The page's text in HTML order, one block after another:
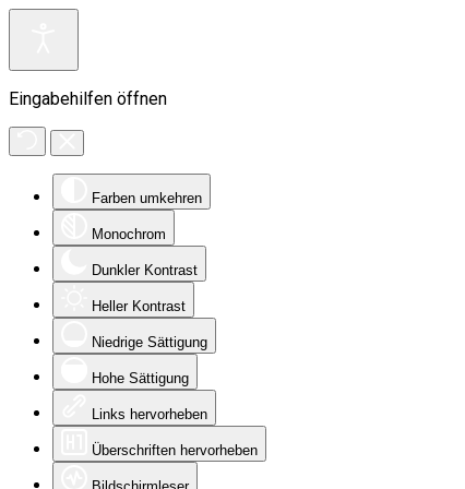
Eingabehilfen öffnen
Farben umkehren
Monochrom
Dunkler Kontrast
Heller Kontrast
Niedrige Sättigung
Hohe Sättigung
Links hervorheben
Überschriften hervorheben